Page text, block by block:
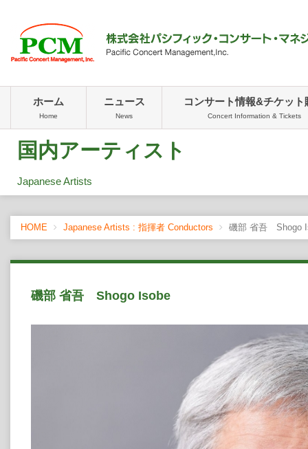
ホーム
Home
ニュース
News
コンサート情報&チケット
Concert Information & Tickets
国内アーティスト
Japanese Artists
HOME Japanese Artists : 指揮者 Conductors 磯部 省吾 Shogo
磯部 省吾 Shogo Isobe